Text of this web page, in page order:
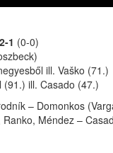
1 (0-0)
ill. Vaško (71.)
ill. Casado (47.)
– Domonkos
Ranko, Méndez –